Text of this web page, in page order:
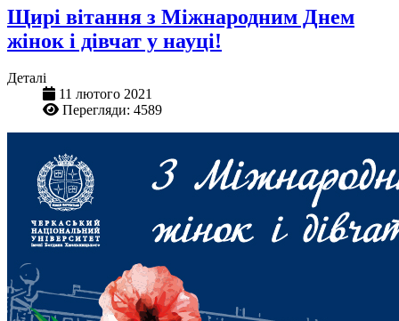
Щирі вітання з Міжнародним Днем
жінок і дівчат у науці!
Деталі
11 лютого 2021
Перегляди: 4589